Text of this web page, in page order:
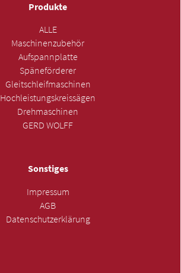
Produkte
ALLE
Maschinenzubehör
Aufspannplatte
Späneförderer
Gleitschleifmaschinen
Hochleistungskreissägen
Drehmaschinen
GERD WOLFF
Sonstiges
Impressum
AGB
Datenschutzerklärung